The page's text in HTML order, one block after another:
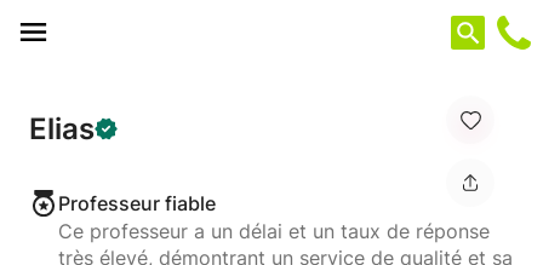
Elias
Professeur fiable
Ce professeur a un délai et un taux de réponse
très élevé, démontrant un service de qualité et sa